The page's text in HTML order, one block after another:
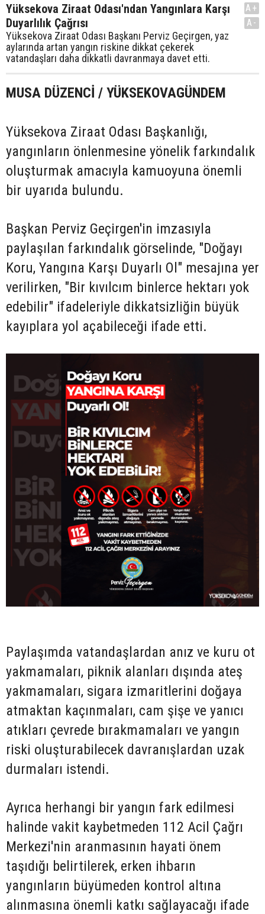
Yüksekova Ziraat Odası'ndan Yangınlara Karşı
Duyarlılık Çağrısı
Yüksekova Ziraat Odası Başkanı Perviz Geçirgen, yaz
aylarında artan yangın riskine dikkat çekerek
vatandaşları daha dikkatli davranmaya davet etti.
A+
A-
MUSA DÜZENCİ / YÜKSEKOVAGÜNDEM
Yüksekova Ziraat Odası Başkanlığı,
yangınların önlenmesine yönelik farkındalık
oluşturmak amacıyla kamuoyuna önemli
bir uyarıda bulundu.
Başkan Perviz Geçirgen'in imzasıyla
paylaşılan farkındalık görselinde, "Doğayı
Koru, Yangına Karşı Duyarlı Ol" mesajına yer
verilirken, "Bir kıvılcım binlerce hektarı yok
edebilir" ifadeleriyle dikkatsizliğin büyük
kayıplara yol açabileceği ifade etti.
Paylaşımda vatandaşlardan anız ve kuru ot
yakmamaları, piknik alanları dışında ateş
yakmamaları, sigara izmaritlerini doğaya
atmaktan kaçınmaları, cam şişe ve yanıcı
atıkları çevrede bırakmamaları ve yangın
riski oluşturabilecek davranışlardan uzak
durmaları istendi.
Ayrıca herhangi bir yangın fark edilmesi
halinde vakit kaybetmeden 112 Acil Çağrı
Merkezi'nin aranmasının hayati önem
taşıdığı belirtilerek, erken ihbarın
yangınların büyümeden kontrol altına
alınmasına önemli katkı sağlayacağı ifade